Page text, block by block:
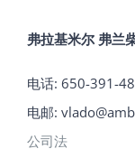
弗拉基米尔 弗兰
电话: 650-391-
电邮:
公司法